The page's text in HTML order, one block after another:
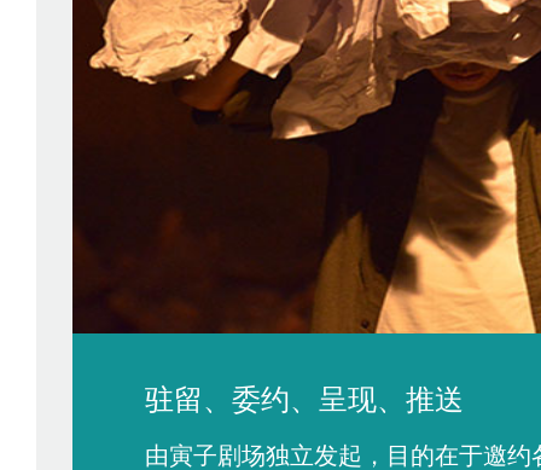
驻留、委约、呈现、推送
由寅子剧场独立发起，目的在于邀约